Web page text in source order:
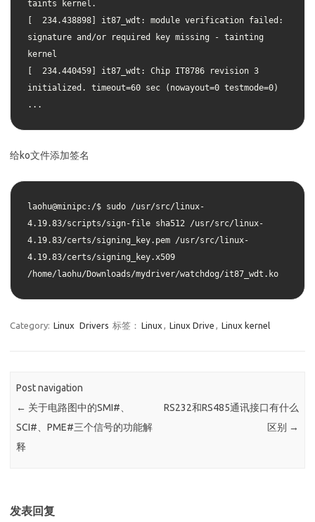
taints kernel.
[  234.438898] it87_wdt: module verification failed:
signature and/or required key missing - tainting
kernel
[  234.440459] it87_wdt: Chip IT8786 revision 3
initialized. timeout=60 sec (nowayout=0 testmode=0)
...
给ko文件添加签名
laohu@minipc:/$ sudo /usr/src/linux-
4.19.83/scripts/sign-file sha512 /usr/src/linux-
4.19.83/certs/signing_key.pem /usr/src/linux-
4.19.83/certs/signing_key.x509
/home/laohu/Downloads/mydriver/watchdog/it87_wdt.ko
Category: Linux Drivers 标签： Linux , Linux Drive , Linux kernel
Post navigation
← 关于电路图中的SMI#、
SCI#、PME#三个信号的功能解
释
RS232和RS485通讯接口有什么
区别 →
发表回复